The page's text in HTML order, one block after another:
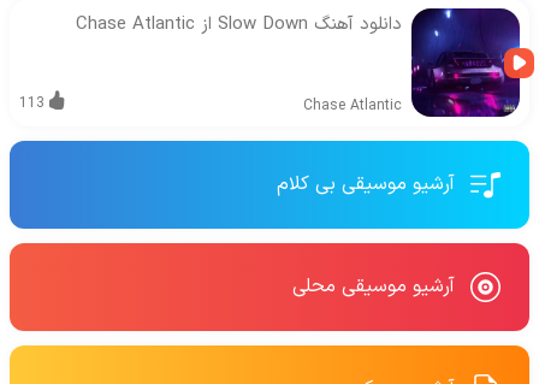
دانلود آهنگ Slow Down از Chase Atlantic
Chase Atlantic
113
آرشیو موسیقی بی کلام
آرشیو موسیقی محلی